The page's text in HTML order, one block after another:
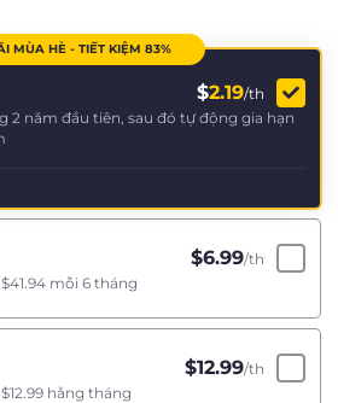
MÙA HÈ - TIẾT KIỆM 83%
$2.19/th
2 năm đầu tiên, sau đó tự động gia hạn
$6.99/th
$41.94 mỗi 6 tháng
$12.99/th
$12.99 hằng tháng